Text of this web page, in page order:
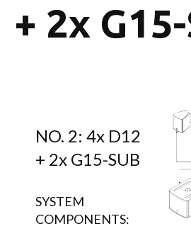
+ 2x
NO. 2: 4x D12
+ 2x G15-SUB
SYSTEM
COMPONENTS: